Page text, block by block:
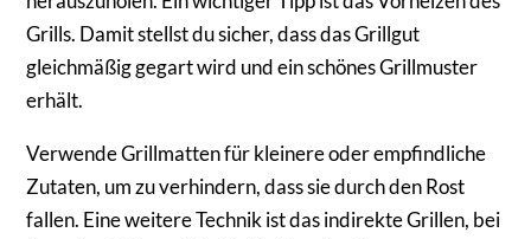
Grills. Damit stellst du sicher, dass das Grillgut
gleichmäßig gegart wird und ein schönes Grillmuster
erhält.
Verwende Grillmatten für kleinere oder empfindliche
Zutaten, um zu verhindern, dass sie durch den Rost
fallen. Eine weitere Technik ist das indirekte Grillen, bei